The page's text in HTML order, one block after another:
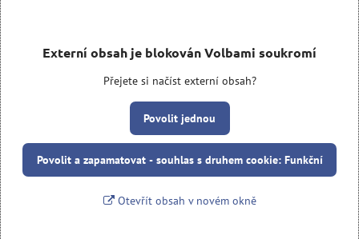
Externí obsah je blokován Volbami soukromí
Přejete si načíst externí obsah?
Povolit jednou
Povolit a zapamatovat - souhlas s druhem cookie: Funkční
Otevřít obsah v novém okně